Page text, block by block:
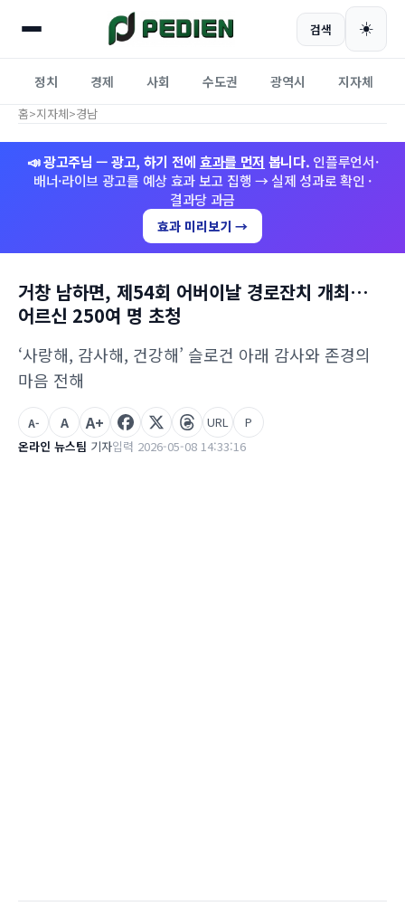
검색 ☀️
정치 경제 사회 수도권 광역시 지자체
홈>지자체>경남
📣 광고주님 — 광고, 하기 전에 효과를 먼저 봅니다. 인플루언서·
배너·라이브 광고를 예상 효과 보고 집행 → 실제 성과로 확인 ·
결과당 과금
효과 미리보기 →
거창 남하면, 제54회 어버이날 경로잔치 개최…
어르신 250여 명 초청
‘사랑해, 감사해, 건강해’ 슬로건 아래 감사와 존경의
마음 전해
온라인 뉴스팀 기자입력 2026-05-08 14:33:16
A- A A+ URL P